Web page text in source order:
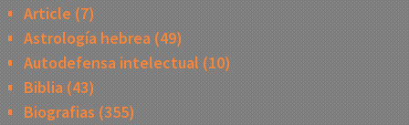
Article (7)
Astrología hebrea(49)
Autodefensa intelectual (10)
Biblia(43)
Biografias (355)